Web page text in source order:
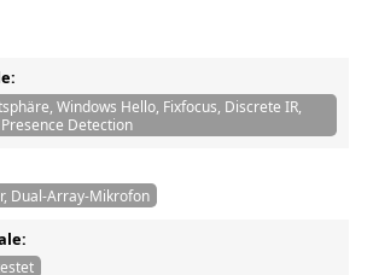
Windows Hello, Fixfocus, Discrete IR,
Detection
Dual-Array-Mikrofon